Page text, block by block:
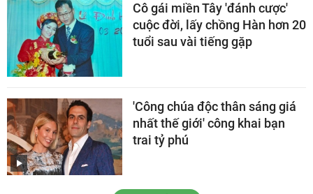
Cô gái miền Tây 'đánh cược'
cuộc đời, lấy chồng Hàn hơn 20
tuổi sau vài tiếng gặp
'Công chúa độc thân sáng giá
nhất thế giới' công khai bạn
trai tỷ phú